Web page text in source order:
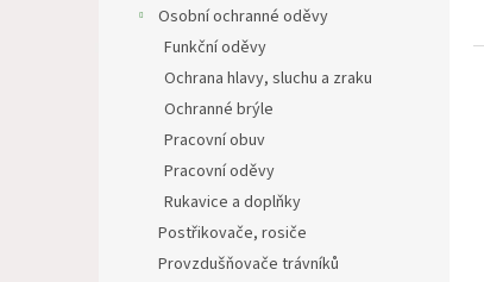
Osobní ochranné oděvy
Funkční oděvy
Ochrana hlavy, sluchu a zraku
Ochranné brýle
Pracovní obuv
Pracovní oděvy
Rukavice a doplňky
Postřikovače, rosiče
Provzdušňovače trávníků